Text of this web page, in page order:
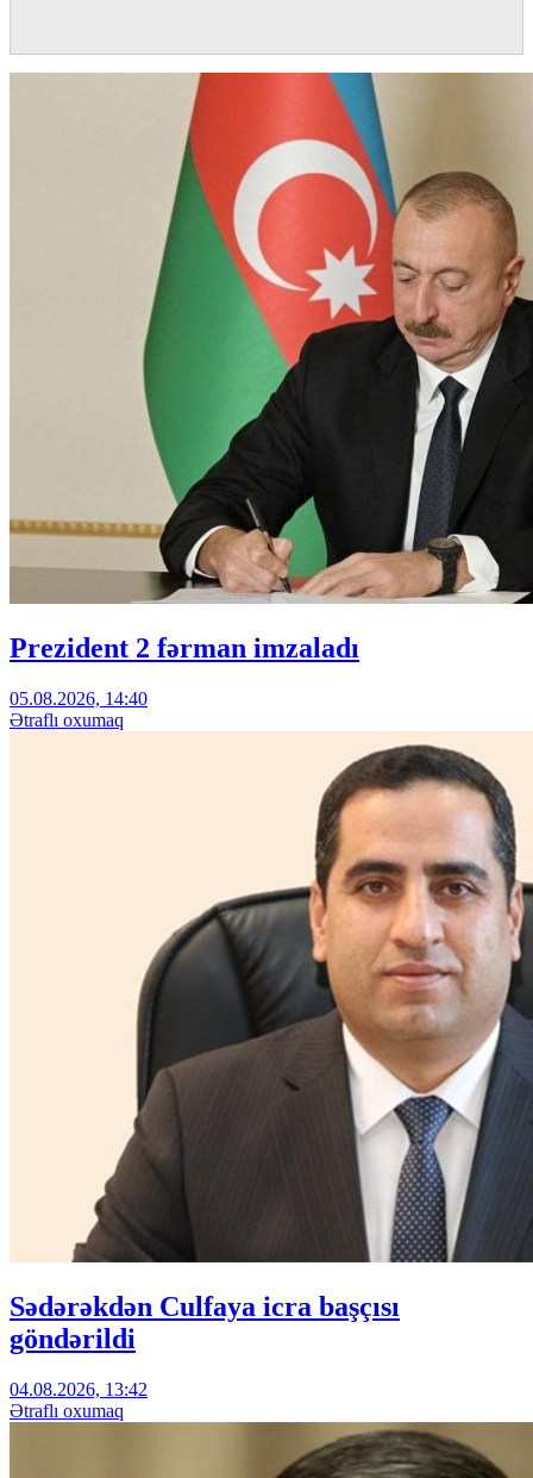
Prezident 2 fərman imzaladı
05.08.2026, 14:40
Ətraflı oxumaq
Sədərəkdən Culfaya icra başçısı
göndərildi
04.08.2026, 13:42
Ətraflı oxumaq